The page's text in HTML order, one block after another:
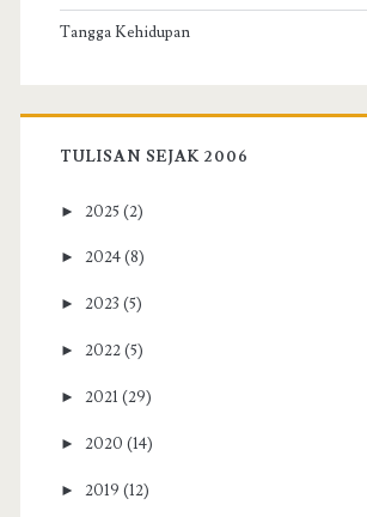
Tangga Kehidupan
TULISAN SEJAK 2006
► 2025 (2)
► 2024 (8)
► 2023 (5)
► 2022 (5)
► 2021 (29)
► 2020 (14)
► 2019 (12)